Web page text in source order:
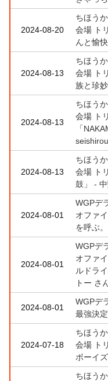
2024-08-20
ちほう
会場 ト
んと愉
2024-08-13
ちほう
会場 ト
族と珍
2024-08-13
ちほう
会場 ト
「
2024-08-13
ちほう
会場 ト
鼓」 -
2024-08-01
WGPデ
オファ
を呼ぶ
2024-08-01
WGPデ
オファ
ルドラ
トー さ
2024-08-01
WGPデ
最強決
2024-07-18
ちほう
会場 ト
ボーイ
ちほう